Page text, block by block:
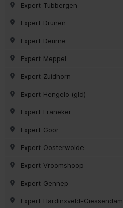
Expert Tubbergen
Expert Drunen
Expert Deurne
Expert Meppel
Expert Zuidhorn
Expert Hengelo (gld)
Expert Franeker
Expert Goor
Expert Oosterwolde
Expert Vroomshoop
Expert Gennep
Expert Hardinxveld-Giessendam